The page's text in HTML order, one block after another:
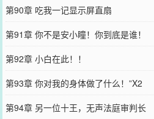
第90章 吃我一记显示屏直扇
第91章 你不是安小瞳！你到底是谁！
第92章 小白在此！！
第93章 你对我的身体做了什么！”X2
第94章 另一位十王，无声法庭审判长